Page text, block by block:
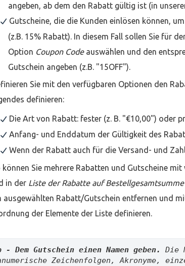
angeben, ab dem den Rabatt gültig ist (in
Gutscheine, die die Kunden einlösen können,
(z.B. 15% Rabatt). In diesem Fall sollen Sie für
Option Coupon Codeauswählen und den
Gutschein angeben (z.B. "15OFF").
Sie mit den verfügbaren Optionen den
definieren:
Die Art von Rabatt: fester (z. B. "€10,00") oder
Anfang- und Enddatum der Gültigkeit des
Wenn der Rabatt auch für die Versand- und
können Sie mehrere Rabatten und Gutscheine
in der Liste der Rabatte auf Bestellgesamtsumme
ausgewählten Rabatt/Gutschein entfernen und
der Elemente der Liste definieren.
- Dem Gutschein einen Namen geben. Die
Zeichenfolgen, Akronyme,